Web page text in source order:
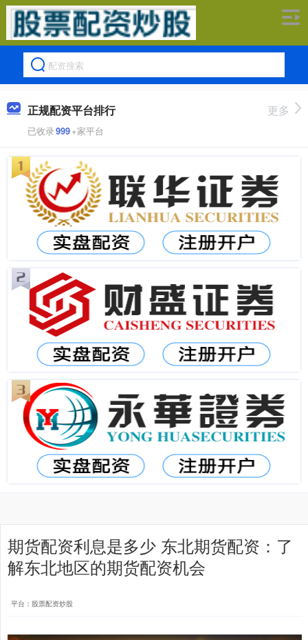
正规配资平台排行
已收录999+家平台
更多
期货配资利息是多少 东北期货配资：了
解东北地区的期货配资机会
平台：股票配资炒股